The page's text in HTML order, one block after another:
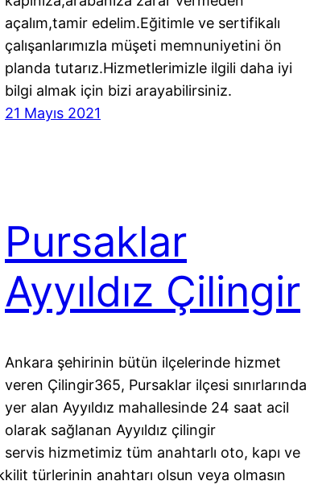
açalım,tamir edelim.Eğitimle ve sertifikalı
çalışanlarımızla müşeti memnuniyetini ön
planda tutarız.Hizmetlerimizle ilgili daha iyi
bilgi almak için bizi arayabilirsiniz.
21 Mayıs 2021
Pursaklar
Ayyıldız Çilingir
Ankara şehirinin bütün ilçelerinde hizmet
veren Çilingir365, Pursaklar ilçesi sınırlarında
yer alan Ayyıldız mahallesinde 24 saat acil
olarak sağlanan Ayyıldız çilingir
servis hizmetimiz tüm anahtarlı oto, kapı ve
kilit türlerinin anahtarı olsun veya olmasın